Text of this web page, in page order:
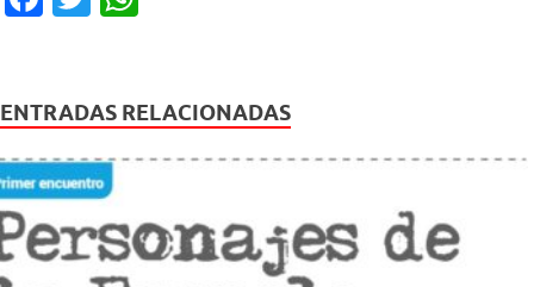
e
b
o
o
k
er s
A
p
ENTRADAS RELACIONADAS